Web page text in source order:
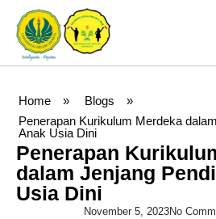
Home » Blogs
»
Penerapan Kurikulum Merdeka
Anak Usia Dini
Penerapan
dalam Jenjang
Usia Dini
November 5, 2023No